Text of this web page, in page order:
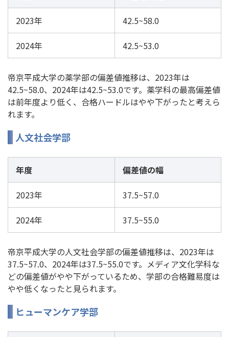
2023年 42.5~58.0
2024年 42.5~53.0
帝京平成大学の薬学部の偏差値推移は、2023年は
42.5~58.0、2024年は42.5~53.0です。薬学科の最高偏差値
は前年度より低く、合格ハードルはやや下がったと考えら
れます。
人文社会学部
年度 偏差値の幅
2023年 37.5~57.0
2024年 37.5~55.0
帝京平成大学の人文社会学部の偏差値推移は、2023年は
37.5~57.0、2024年は37.5~55.0です。メディア文化学科な
どの偏差値がやや下がっているため、学部の合格難易度は
やや低くなったと見られます。
ヒューマンケア学部